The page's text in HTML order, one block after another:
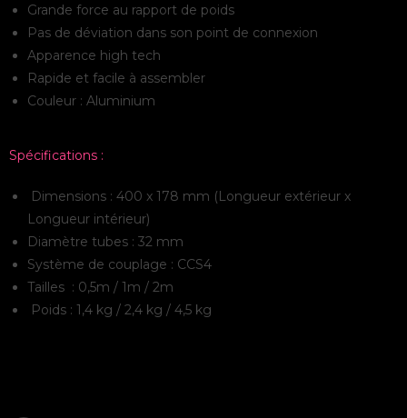
Grande force au rapport de poids
Pas de déviation dans son point de connexion
Apparence high tech
Rapide et facile à assembler
Couleur : Aluminium
Spécifications :
Dimensions : 400 x 178 mm (Longueur extérieur x
Longueur intérieur)
Diamètre tubes : 32 mm
Système de couplage : CCS4
Tailles : 0,5m / 1m / 2m
Poids : 1,4 kg / 2,4 kg / 4,5 kg